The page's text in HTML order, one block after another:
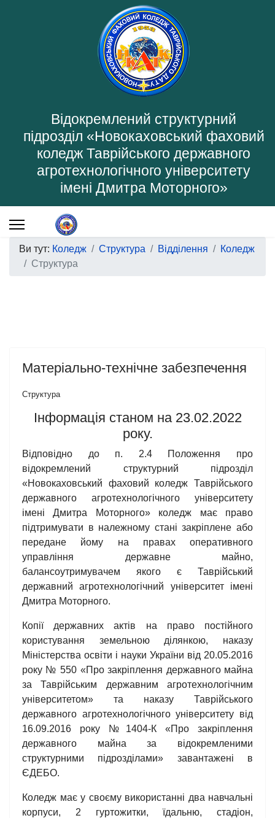
Відокремлений структурний
підрозділ «Новокаховський фаховий
коледж Таврійського державного
агротехнологічного університету
імені Дмитра Моторного»
Ви тут: Коледж Структура Відділення
Коледж
Структура
Матеріально-технічне забезпечення
Структура
Інформація станом на 23.02.2022
року.
Відповідно до п. 2.4 Положення про
відокремлений структурний підрозділ
«Новокаховський фаховий коледж Таврійського
державного агротехнологічного університету
імені Дмитра Моторного» коледж має право
підтримувати в належному стані закріплене або
передане йому на правах оперативного
управління державне майно,
балансоутримувачем якого є Таврійський
державний агротехнологічний університет імені
Дмитра Моторного.
Копії державних актів на право постійного
користування земельною ділянкою, наказу
Міністерства освіти і науки України від 20.05.2016
року № 550 «Про закріплення державного майна
за Таврійським державним агротехнологічним
університетом» та наказу Таврійського
державного агротехнологічного університету від
16.09.2016 року №1404-К «Про закріплення
державного майна за відокремленими
структурними підрозділами» завантажені в
ЄДЕБО.
Коледж має у своєму використанні два навчальні
корпуси, 2 гуртожитки, їдальню, стадіон,